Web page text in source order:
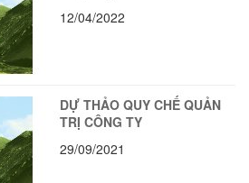
12/04/2022
DỰ THẢO QUY CHẾ QUẢN
TRỊ CÔNG TY
29/09/2021